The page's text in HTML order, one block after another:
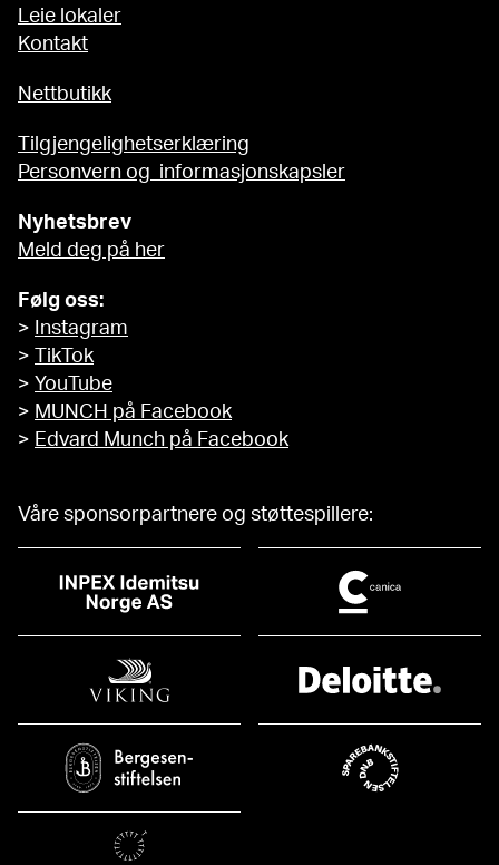
Leie lokaler
Kontakt
Nettbutikk
Tilgjengelighetserklæring
Personvern og informasjonskapsler
Nyhetsbrev
Meld deg på her
Følg oss:
>
Instagram
>
TikTok
> YouTube
> MUNCH på Facebook
> Edvard Munch på Facebook
Våre sponsorpartnere og støttespillere: